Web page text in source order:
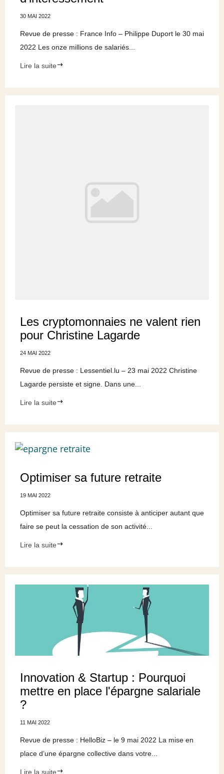
30 MAI 2022
Revue de presse : France Info – Philippe Duport le 30 mai
2022 Les onze millions de salariés...
Lire la suite
Les cryptomonnaies ne valent rien
pour Christine Lagarde
24 MAI 2022
Revue de presse : Lessentiel.lu – 23 mai 2022 Christine
Lagarde persiste et signe. Dans une...
Lire la suite
Optimiser sa future retraite
19 MAI 2022
Optimiser sa future retraite consiste à anticiper autant que
faire se peut la cessation de son activité...
Lire la suite
Innovation & Startup : Pourquoi
mettre en place l'épargne salariale
?
11 MAI 2022
Revue de presse : HelloBiz – le 9 mai 2022 La mise en
place d’une épargne collective dans votre...
Lire la suite